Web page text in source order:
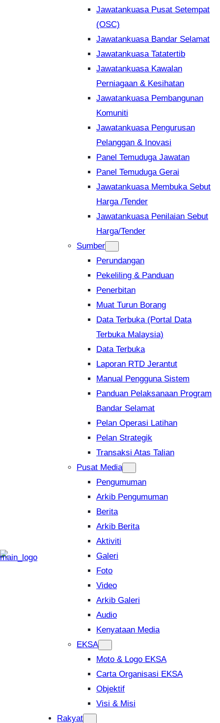
Jawatankuasa Pusat Setempat
(OSC)
Jawatankuasa Bandar Selamat
Jawatankuasa Tatatertib
Jawatankuasa Kawalan
Perniagaan & Kesihatan
Jawatankuasa Pembangunan
Komuniti
Jawatankuasa Pengurusan
Pelanggan & Inovasi
Panel Temuduga Jawatan
Panel Temuduga Gerai
Jawatankuasa Membuka Sebut
Harga /Tender
Jawatankuasa Penilaian Sebut
Harga/Tender
Sumber
Perundangan
Pekeliling & Panduan
Penerbitan
Muat Turun Borang
Data Terbuka (Portal Data
Terbuka Malaysia)
Data Terbuka
Laporan RTD Jerantut
Manual Pengguna Sistem
Panduan Pelaksanaan Program
Bandar Selamat
Pelan Operasi Latihan
Pelan Strategik
Transaksi Atas Talian
Pusat Media
Pengumuman
Arkib Pengumuman
Berita
Arkib Berita
Aktiviti
Galeri
Foto
Video
Arkib Galeri
Audio
Kenyataan Media
EKSA
Moto & Logo EKSA
Carta Organisasi EKSA
Objektif
Visi & Misi
Rakyat